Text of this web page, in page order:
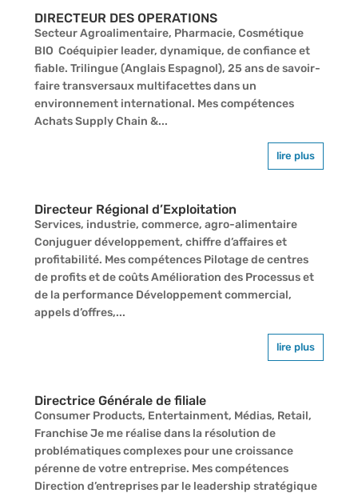
DIRECTEUR DES OPERATIONS
Secteur Agroalimentaire, Pharmacie, Cosmétique
BIO Coéquipier leader, dynamique, de confiance et
fiable. Trilingue (Anglais Espagnol), 25 ans de savoir-
faire transversaux multifacettes dans un
environnement international. Mes compétences
Achats Supply Chain &...
lire plus
Directeur Régional d’Exploitation
Services, industrie, commerce, agro-alimentaire
Conjuguer développement, chiffre d’affaires et
profitabilité. Mes compétences Pilotage de centres
de profits et de coûts Amélioration des Processus et
de la performance Développement commercial,
appels d’offres,...
lire plus
Directrice Générale de filiale
Consumer Products, Entertainment, Médias, Retail,
Franchise Je me réalise dans la résolution de
problématiques complexes pour une croissance
pérenne de votre entreprise. Mes compétences
Direction d’entreprises par le leadership stratégique